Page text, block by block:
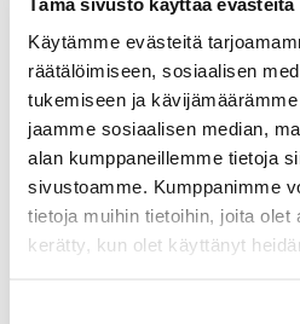
Käytämme evästeitä
räätälöimiseen, sosiaalisen
tukemiseen ja
jaamme sosiaalisen median,
alan kumppaneillemme tietoja
sivustoamme. Kumppanimme
tietoja muihin tietoihin, joita olet
kerätty, kun olet käyttänyt
Milanon Eicma
mennessäTeemu Karjalainen
Sumeko
Milanon RHO-Fiera
taas vuoden tauon jälkeen
EICMA moottoripyörämessut